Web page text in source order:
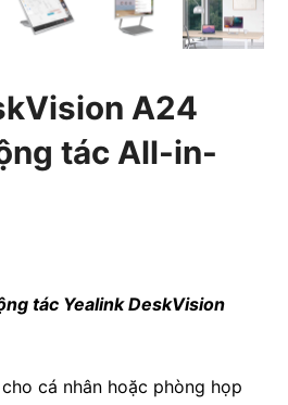
A24
tác All-in-
tác Yealink DeskVision
cá nhân hoặc phòng họp